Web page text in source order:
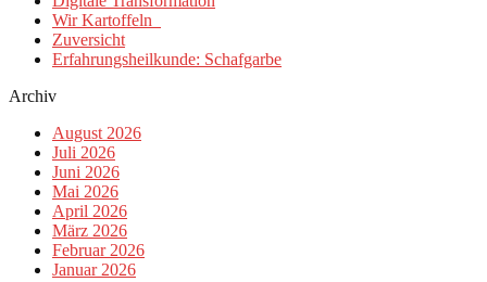
Wir Kartoffeln
Zuversicht
Erfahrungsheilkunde: Schafgarbe
Archiv
August 2026
Juli 2026
Juni 2026
Mai 2026
April 2026
März 2026
Februar 2026
Januar 2026